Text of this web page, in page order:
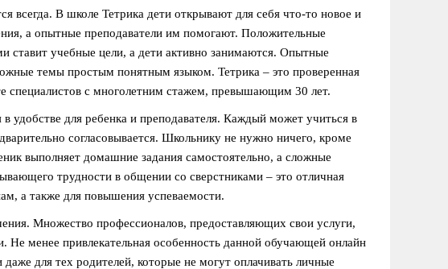
всегда. В школе Тетрика дети открывают для себя что-то новое и
а опытные преподаватели им помогают. Положительные
ставит учебные цели, а дети активно занимаются. Опытные
темы простым понятным языком. Тетрика – это проверенная
специалистов с многолетним стажем, превышающим 30 лет.
удобстве для ребенка и преподавателя. Каждый может учиться в
согласовывается. Школьнику не нужно ничего, кроме
выполняет домашние задания самостоятельно, а сложные
трудности в общении со сверстниками – это отличная
а также для повышения успеваемости.
Множество профессионалов, предоставляющих свои услуги,
менее привлекательная особенность данной обучающей онлайн
для тех родителей, которые не могут оплачивать личные